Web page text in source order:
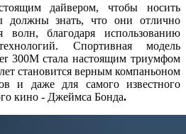
дайвером, чтобы носить
должны знать, что они отлично
волн, благодаря использованию
Спортивная модель
300M стала настоящим триумфом
становится верным компаньоном
и даже для самого известного
кино - Джеймса Бонда.